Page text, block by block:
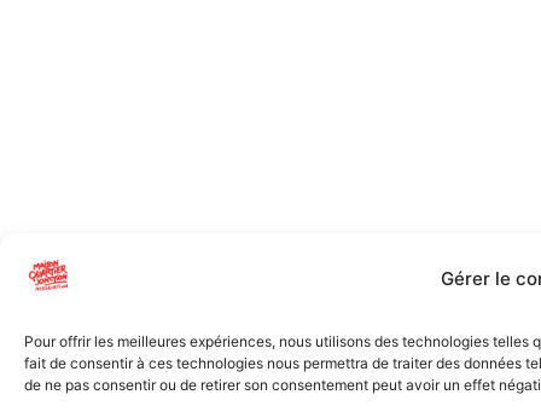
Gérer le
Pour offrir les meilleures expériences, nous utilisons des technologies
fait de consentir à ces technologies nous permettra de traiter des données
de ne pas consentir ou de retirer son consentement peut avoir un effet